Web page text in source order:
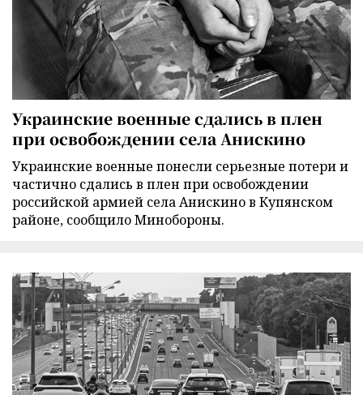
Украинские военные сдались в плен
при освобождении села Анискино
Украинские военные понесли серьезные потери и
частично сдались в плен при освобождении
российской армией села Анискино в Купянском
районе, сообщило Минобороны.